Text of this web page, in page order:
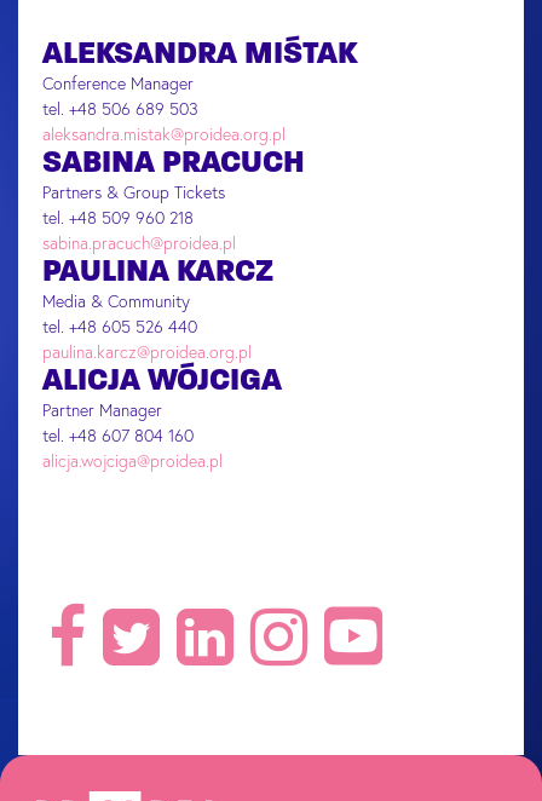
ALEKSANDRA MIŚTAK
Conference Manager
tel. +48 506 689 503
aleksandra.mistak@proidea.org.pl
SABINA PRACUCH
Partners & Group Tickets
tel. +48 509 960 218
sabina.pracuch@proidea.pl
PAULINA KARCZ
Media & Community
tel. +48 605 526 440
paulina.karcz@proidea.org.pl
ALICJA WÓJCIGA
Partner Manager
tel. +48 607 804 160
alicja.wojciga@proidea.pl